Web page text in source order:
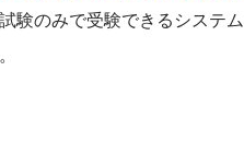
験のみで受験できるシステ